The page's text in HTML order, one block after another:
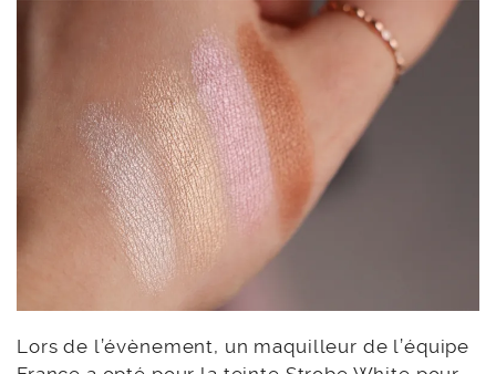
Lors de l’évènement, un maquilleur de l’équipe